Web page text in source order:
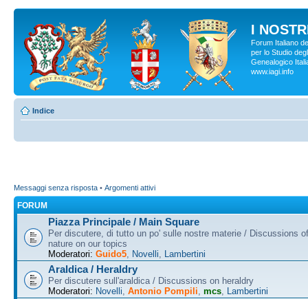
I
Forum Italiano
per lo Studio
Genealogico
www.iagi.info
Indice
Messaggi senza risposta • Argomenti attivi
FORUM
Piazza Principale / Main Square
Per discutere, di tutto un po' sulle nostre materie / Discussions
nature on our topics
Moderatori: Guido5 Novelli Lambertini
Araldica / Heraldry
Per discutere sull'araldica / Discussions on heraldry
Moderatori: Novelli Antonio Pompili mcs Lambertini